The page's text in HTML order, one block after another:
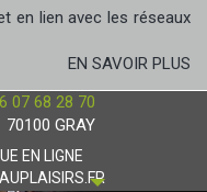
en lien avec les réseaux
EN SAVOIR PLUS
07 68 28 70
70100 GRAY
EN LIGNE